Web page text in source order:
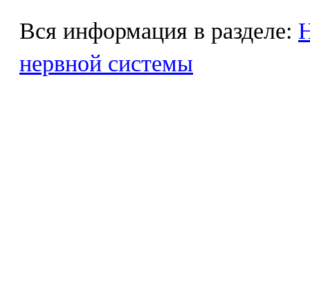
Вся информация в разделе:
нервной системы